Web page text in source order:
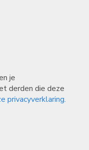
je
derden die deze
privacyverklaring.